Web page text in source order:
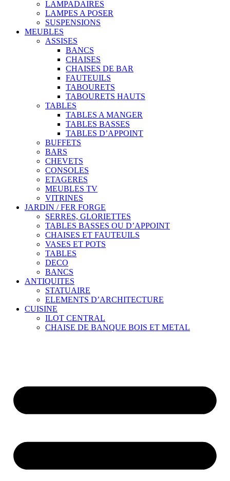
LAMPADAIRES
LAMPES A POSER
SUSPENSIONS
MEUBLES
ASSISES
BANCS
CHAISES
CHAISES DE BAR
FAUTEUILS
TABOURETS
TABOURETS HAUTS
TABLES
TABLES A MANGER
TABLES BASSES
TABLES D’APPOINT
BUFFETS
BARS
CHEVETS
CONSOLES
ETAGERES
MEUBLES TV
VITRINES
JARDIN / FER FORGE
SERRES, GLORIETTES
TABLES BASSES OU D’APPOINT
CHAISES ET FAUTEUILS
VASES ET POTS
TABLES
DECO
BANCS
ANTIQUITES
STATUAIRE
ELEMENTS D’ARCHITECTURE
CUISINE
ILOT CENTRAL
CHAISE DE BANQUE BOIS ET METAL